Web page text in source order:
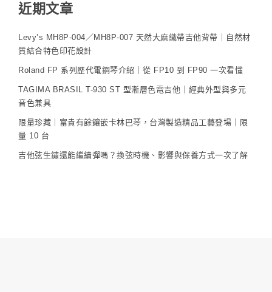
近期文章
Levy’s MH8P-004／MH8P-007 天然大麻織帶吉他背帶｜自然材
質結合特色印花設計
Roland FP 系列歷代電鋼琴介紹｜從 FP10 到 FP90 一次看懂
TAGIMA BRASIL T-930 ST 型漸層色電吉他｜經典外型與多元
音色兼具
限量珍藏｜富貴有餘鑲嵌卡林巴琴，台灣製造精品工藝登場｜限
量 10 台
吉他弦生鏽還能繼續彈嗎？換弦時機、影響與保養方式一次了解